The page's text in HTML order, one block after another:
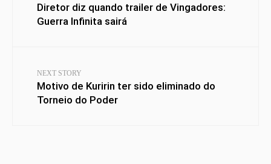
Diretor diz quando trailer de Vingadores:
Guerra Infinita sairá
NEXT STORY
Motivo de Kuririn ter sido eliminado do
Torneio do Poder